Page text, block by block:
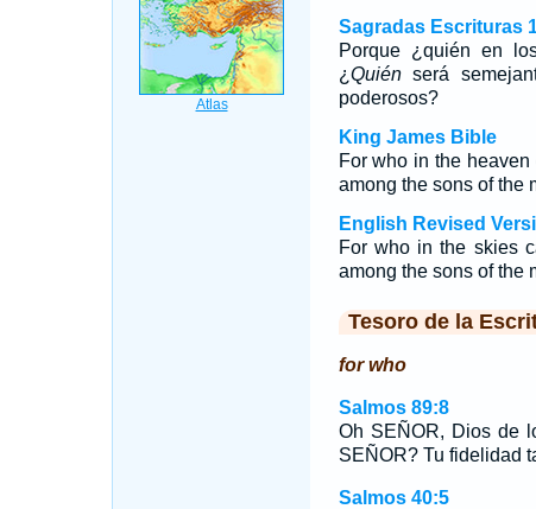
Sagradas Escrituras
Porque ¿quién en
¿ Quiénserá
poderosos?
King James Bible
For who in the
among the sons of the
English Revised
For who in the skies
among the sons of the
Tesoro de la
for who
Salmos 89:8
Oh SEÑOR, Dios de
SEÑOR? Tu fidelidad
Salmos 40:5